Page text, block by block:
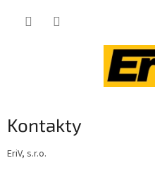
Kontakty
EriV, s.r.o.